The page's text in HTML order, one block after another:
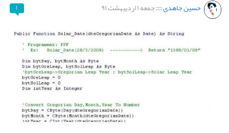
حسین جاهدی:::جمعه ۱ اردیبهشت ۹۱ ۱